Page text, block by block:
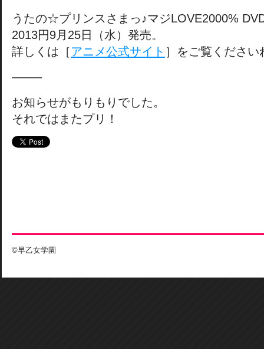
うたの☆プリンスさまっ♪マジLOVE2000%
2013円9月25日（水）発売。
詳しくは［ アニメ公式サイト ］をご覧ください
——–
お知らせがもりもりでした。
それではまたプリ！
©早乙女学園